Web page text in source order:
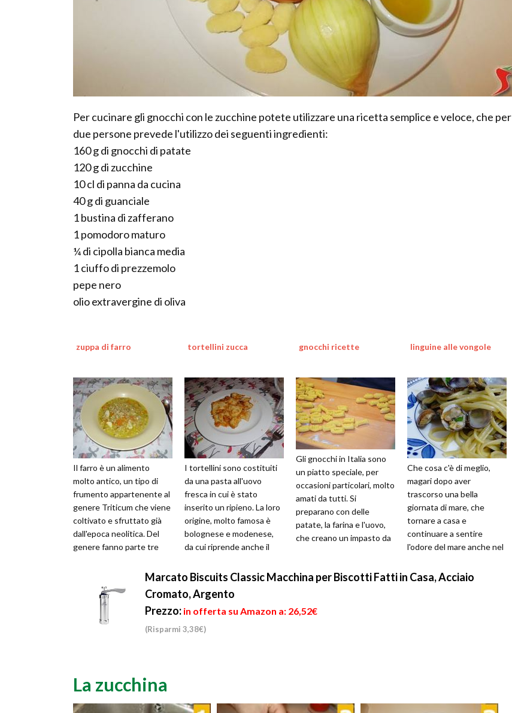
Per cucinare gli gnocchi con le zucchine potete utilizzare una ricetta semplice e veloce, che per
due persone prevede l'utilizzo dei seguenti ingredienti:
160 g di gnocchi di patate
120 g di zucchine
10 cl di panna da cucina
40 g di guanciale
1 bustina di zafferano
1 pomodoro maturo
¼ di cipolla bianca media
1 ciuffo di prezzemolo
pepe nero
olio extravergine di oliva
zuppa di farro
Il farro è un alimento
molto antico, un tipo di
frumento appartenente al
genere Triticum che viene
coltivato e sfruttato già
dall'epoca neolitica. Del
genere fanno parte tre
tortellini zucca
I tortellini sono costituiti
da una pasta all'uovo
fresca in cui è stato
inserito un ripieno. La loro
origine, molto famosa è
bolognese e modenese,
da cui riprende anche il
dialettal...
gnocchi ricette
Gli gnocchi in Italia sono
un piatto speciale, per
occasioni particolari, molto
amati da tutti. Si
preparano con delle
patate, la farina e l'uovo,
che creano un impasto da
linguine alle vongole
Che cosa c'è di meglio,
magari dopo aver
trascorso una bella
giornata di mare, che
tornare a casa e
continuare a sentire
l'odore del mare anche nel
in tavola basta davvero ...
Marcato Biscuits Classic Macchina per Biscotti Fatti in Casa, Acciaio
Cromato, Argento
Prezzo: in offerta su Amazon a: 26,52€
(Risparmi 3,38€)
La zucchina